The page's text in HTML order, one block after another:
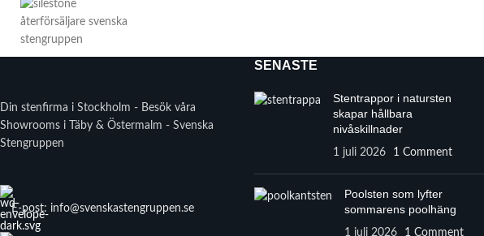
Din stenfirma i Stockholm - Besök våra
Showrooms i Täby & Östermalm - Svenska
Stengruppen
E-post: info@svenskastengruppen.se
SENASTE
Stentrappor i natursten
skapar hållbara
nivåskillnader
1 juli 2026 1 Comment
Poolsten som lyfter
sommarens poolhäng
1 juli 2026 1 Comment